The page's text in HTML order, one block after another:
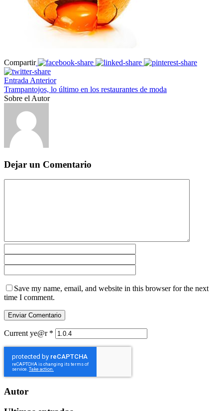
Compartir
Entrada Anterior
Trampantojos, lo último en los restaurantes de moda
Sobre el Autor
Dejar un Comentario
Save my name, email, and website in this browser for the next
time I comment.
Current ye@r *
Autor